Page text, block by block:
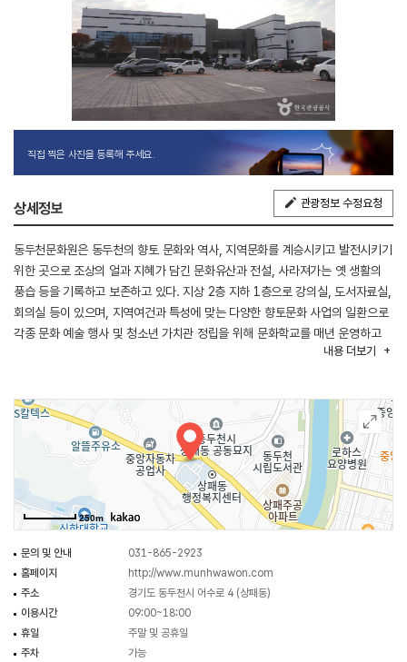
직접 찍은 사진을 등록해 주세요.
상세정보 관광정보 수정요청
동두천문화원은 동두천의 향토 문화와 역사, 지역문화를 계승시키고 발전시키기
위한 곳으로 조상의 얼과 지혜가 담긴 문화유산과 전설, 사라져가는 옛 생활의
풍습 등을 기록하고 보존하고 있다. 지상 2층 지하 1층으로 강의실, 도서자료실,
회의실 등이 있으며, 지역여건과 특성에 맞는 다양한 향토문화 사업의 일환으로
각종 문화 예술 행사 및 청소년 가치관 정립을 위해 문화학교를 매년 운영하고
있다. 문화예술 사업으로는 동두천의 자연과 역사적 자원을 즐길 수 있는 행사로
있으며, 학력인정 성인문해교육, 역사문화탐방 등의 학술교육사업도 실시하고
있다.
내용 더보기
250m
문의 및 안내
031-865-2923
홈페이지
http://www.munhwawon.com
주소
경기도 동두천시 어수로 4 (상패동)
이용시간
09:00~18:00
휴일
주말 및 공휴일
주차
가능